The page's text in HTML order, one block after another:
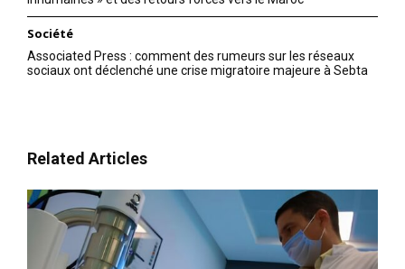
Société
Associated Press : comment des rumeurs sur les réseaux
sociaux ont déclenché une crise migratoire majeure à Sebta
Related Articles